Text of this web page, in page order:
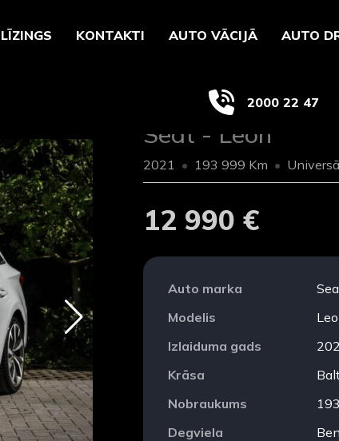
LĪZINGS KONTAKTI AUTO VĀCIJĀ AUTO
2000 22 47
Seat - Leon
2021 193 999 Km
12 990 €
Auto marka
Modelis
Izlaiduma gads
Krāsa
Nobraukums
Degviela